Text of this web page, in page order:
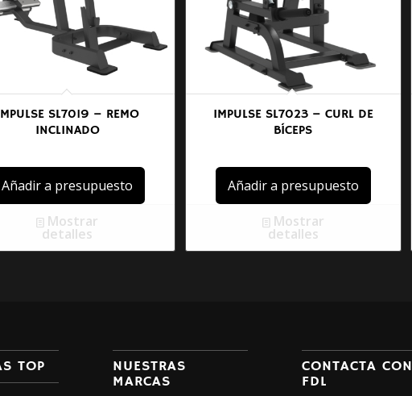
SL7019 – REMO
INCLINADO
Añadir a presupuesto
Mostrar
detalles
IMPULSE SL7023 – CURL DE
BÍCEPS
Añadir a presupuesto
Mostrar
detalles
TOP
NUESTRAS
MARCAS
CONTACTA CON
FDL